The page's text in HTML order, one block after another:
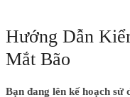
Hướng Dẫn
Mắt Bão
Bạn đang lên kế hoạch sử